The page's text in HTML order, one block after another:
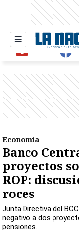
Economía
Banco
proyectos
ROP:
roces
Junta Directiva del
negativo a dos
pensiones.